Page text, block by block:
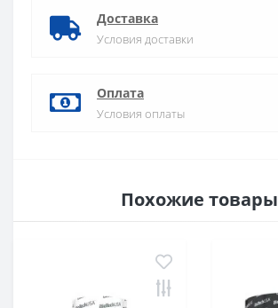
Доставка
Условия доставки
Оплата
Условия оплаты
Похожие товары